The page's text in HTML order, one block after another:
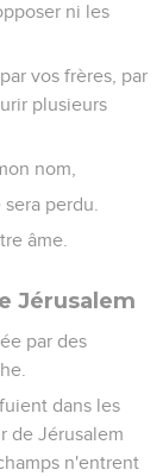
ni les
vos frères, par
plusieurs
nom,
perdu.
âme.
Jérusalem
par des
dans les
de Jérusalem
n'entrent